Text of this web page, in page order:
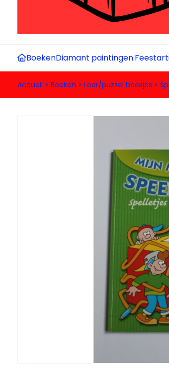
BoekenDiamant paintingen.
Accueil > Boeken > Leer/puzzel boekjes >